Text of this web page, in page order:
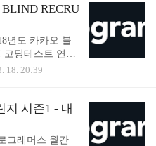
x_num_sum = s
x % x_num_su
CODI
2020.02.07. Co
RECRU
년도 카카오 블
코딩테스트 연습
[2
ascii_num in r
= ascii_num -
+= 1 if idx_e =
18. 20:39
지 시즌1 - 내
그래머스 월간